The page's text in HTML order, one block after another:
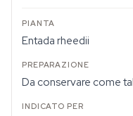
Entada rheedii
Da conservare come